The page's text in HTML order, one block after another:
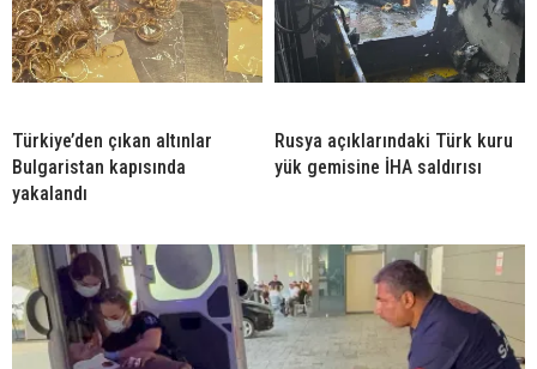
Türkiye’den çıkan altınlar
Bulgaristan kapısında
yakalandı
Rusya açıklarındaki Türk kuru
yük gemisine İHA saldırısı